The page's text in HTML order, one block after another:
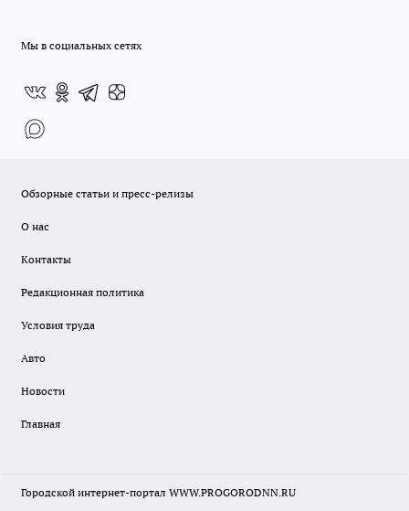
Мы в социальных сетях
Обзорные статьи и пресс-релизы
О нас
Контакты
Редакционная политика
Условия труда
Авто
Новости
Главная
Городской интернет-портал WWW.PROGORODNN.RU